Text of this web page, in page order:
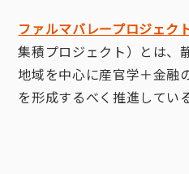
ファルマバレープロジェク
集積プロジェクト）とは、
地域を中心に産官学＋金融
を形成するべく推進してい